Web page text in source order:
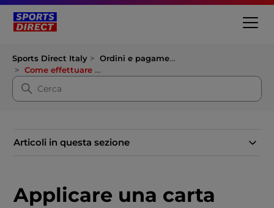
Sports Direct Italy
Ordini e pagamenti
Come effettuare un ordine
Articoli in questa sezione
Applicare una carta